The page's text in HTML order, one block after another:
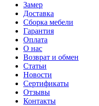
Замер
Доставка
Сборка мебели
Гарантия
Оплата
О нас
Возврат и обмен
Статьи
Новости
Сертификаты
Отзывы
Контакты